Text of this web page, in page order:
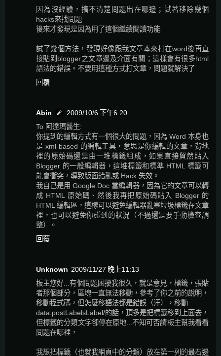
因為沒經驗，搞不清楚問題出在哪邊；試著移除幾個
hacks來找問題
後來才發現是因為用了這個繼續閱讀功能
試了幾個方法，發現好像跟我文章本來打在word後再直
接貼到blogger之文章邊及介面有關；這樣會有很多html
語法的錯誤。不要用這種方式打文章，問題就解決了
回覆
Abin
2009/10/6 下午6:20
To 阿達瑪醫生:
你提到的編輯方式有一個很大的問題，因為 Word 本身也
是 xml-based 的編輯工具，意思是你編輯的文章，背地
裡的原始碼還是由一堆標籤組成，如果直接貿然貼入
Blogger 的一般編輯器，這堆標籤和標準 HTML 標籤可
能會衝突，導致版面錯亂或 Hack 失效。
我自己是用 Google Doc 當編輯器，因為它的文章可以轉
成 HTML 原始碼、然後我再把原始碼貼入 Blogger 的
HTML 編輯區，這樣可以避免編輯器亂塞垃圾標籤在文章
裡，也可以避免你碰到的狀況（不過還是要手動檢查調
整）。
回覆
Unknown 2009/11/27 晚上11:13
板主您好...有個問題困擾我很久，就是意見，標籤，張貼
者那個部分，區塊一直無法移動，參考了你之前的說明，
移動程式碼，但怎麼移語法都是錯誤（汗），移動
data:postLabelsLabel/的話，頂多是把標籤移到上面去，
但標籤的分類文字卻停在原地...不知可否請板主幫我看看
問題在哪裡，
我想把標籤（也就我網頁中的分類）放在第一列的最右邊